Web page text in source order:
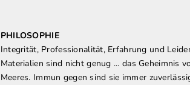
PHILOSOPHIE
Integrität, Professionalität, Erfahrung und
Materialien sind nicht genug ... das Geheimnis
Meeres. Immun gegen sind sie immer